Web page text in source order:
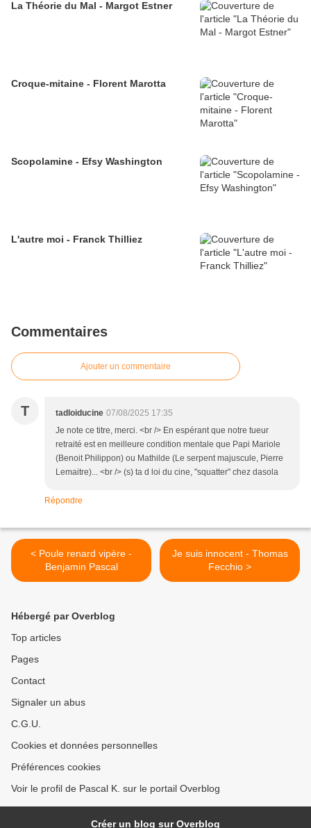
La Théorie du Mal - Margot Estner
Croque-mitaine - Florent Marotta
Scopolamine - Efsy Washington
L'autre moi - Franck Thilliez
Commentaires
Ajouter un commentaire
T tadloiducine 07/08/2025 17:35
Je note ce titre, merci. <br /> En espérant que notre tueur
retraité est en meilleure condition mentale que Papi Mariole
(Benoit Philippon) ou Mathilde (Le serpent majuscule, Pierre
Lemaitre)... <br /> (s) ta d loi du cine, "squatter" chez dasola
Répondre
< Poule renard vipère -
Benjamin Pascal
Je suis innocent - Thomas
Fecchio >
Hébergé par Overblog
Top articles
Pages
Contact
Signaler un abus
C.G.U.
Cookies et données personnelles
Préférences cookies
Voir le profil de Pascal K. sur le portail Overblog
Créer un blog sur Overblog